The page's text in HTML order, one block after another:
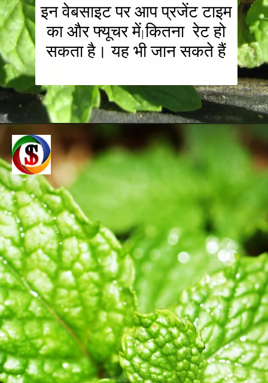
इन वेबसाइट पर आप प्रजेंट टाइम
का और फ्यूचर में कितना रेट हो
सकता है। यह भी जान सकते हैं